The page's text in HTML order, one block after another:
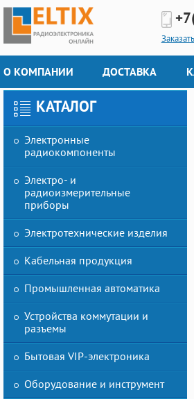
О КОМПАНИИ ДОСТАВКА
КАТАЛОГ
Электронные
радиокомпоненты
Электро- и
радиоизмерительные
приборы
Электротехнические изделия
Кабельная продукция
Промышленная автоматика
Устройства коммутации и
разъемы
Бытовая VIP-электроника
Оборудование и инструмент